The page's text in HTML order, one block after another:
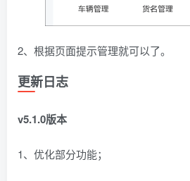
2、根据页面提示管理就可以了。
更新日志
v5.1.0版本
1、优化部分功能；